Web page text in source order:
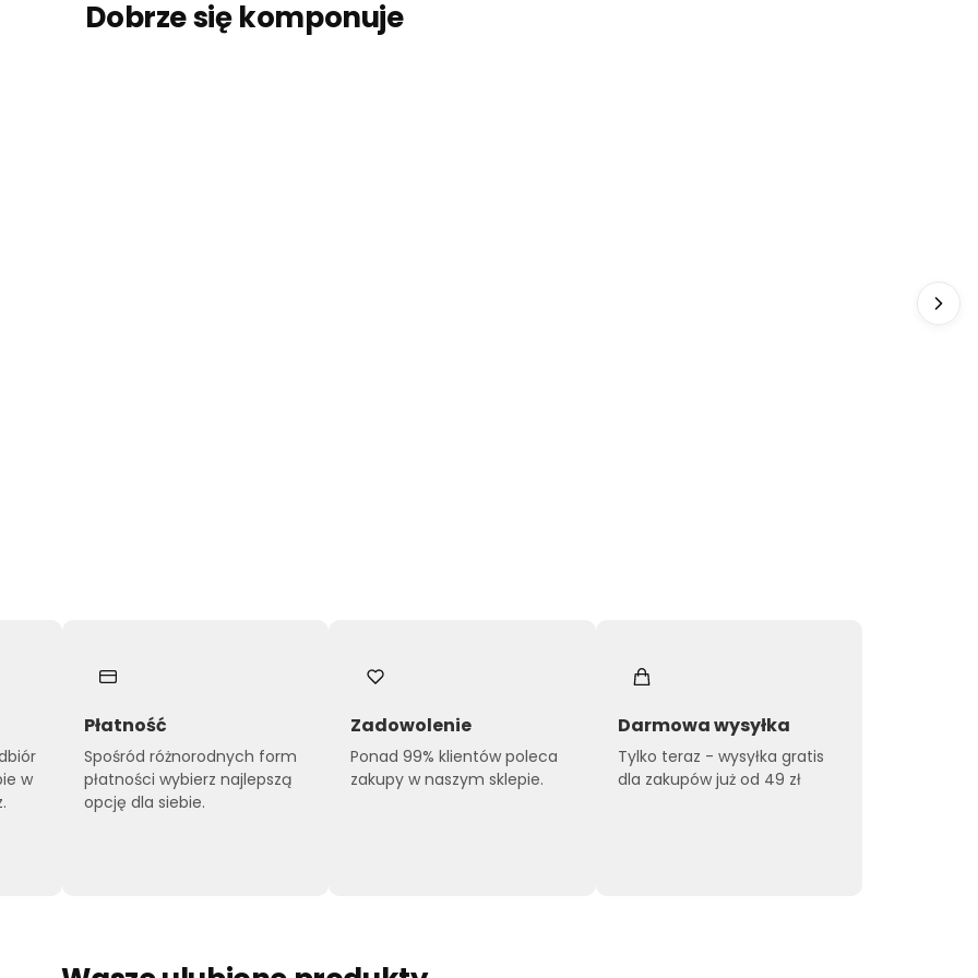
Dobrze się komponuje
w
Płatność
Spośród różnorodnych form
płatności wybierz najlepszą
opcję dla siebie.
Zadowolenie
Ponad 99% klientów poleca
zakupy w naszym sklepie.
Darmowa wysyłka
Tylko teraz - wysyłka gratis
dla zakupów już od 49 zł